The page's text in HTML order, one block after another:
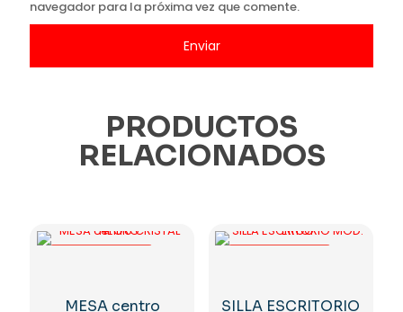
navegador para la próxima vez que comente.
PRODUCTOS
RELACIONADOS
MESA centro SILLA ESCRITORIO